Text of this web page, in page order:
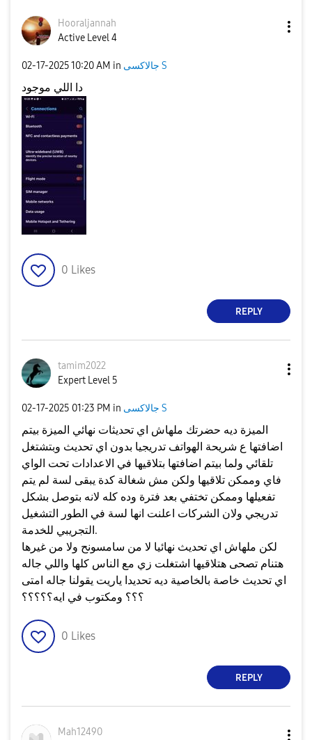
Hooraljannah
Active Level 4
‎02-17-202510:20 AM in جالاكسى S
دا اللي موجود
0 Likes
REPLY
tamim2022
Expert Level 5
‎02-17-2025 01:23 PM in جالاكسى S
الميزة ديه حضرتك ملهاش اي تحديثات نهائي الميزة بيتم
اضافتها ع شريحة الهواتف تدريجيا بدون اي تحديث وبتشتغل
تلقائي ولما بيتم اضافتها بتلاقيها في الاعدادات تحت الواي
فاي وممكن تلاقيها ولكن مش شغالة كدة يبقى لسة لم يتم
تفعيلها وممكن تختفي بعد فترة وده كله لانه بتوصل بشكل
تدريجي ولان الشركات اعلنت انها لسة في الطور التشغيل
التجريبي للخدمة.
لكن ملهاش اي تحديث نهائيا لا من سامسونح ولا من غيرها
هتنام تصحى هتلاقيها اشتغلت زي مع الناس كلها واللي جاله
اي تحديث خاصة بالخاصية ديه تحديدا ياريت يقولنا جاله امتى
؟؟؟ ومكتوب في ايه؟؟؟؟؟
0 Likes
REPLY
Mah12490